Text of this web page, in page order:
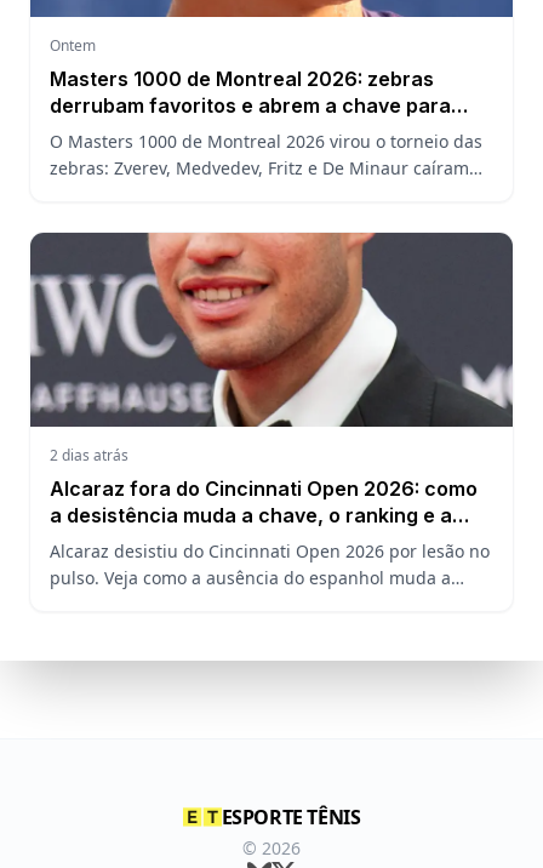
Ontem
Masters 1000 de Montreal 2026: zebras
derrubam favoritos e abrem a chave para
João Fonseca
O Masters 1000 de Montreal 2026 virou o torneio das
zebras: Zverev, Medvedev, Fritz e De Minaur caíram
2 dias atrás
Alcaraz fora do Cincinnati Open 2026: como
a desistência muda a chave, o ranking e a
defesa do US Open
Alcaraz desistiu do Cincinnati Open 2026 por lesão no
pulso. Veja como a ausência do espanhol muda a
ESPORTE TÊNIS
© 2026